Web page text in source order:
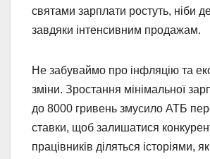
святами зарплати ростуть, ніби
завдяки інтенсивним продажам.
Не забуваймо про інфляцію та
зміни. Зростання мінімальної
до 8000 гривень змусило АТБ
ставки, щоб залишатися
працівників діляться історіями,